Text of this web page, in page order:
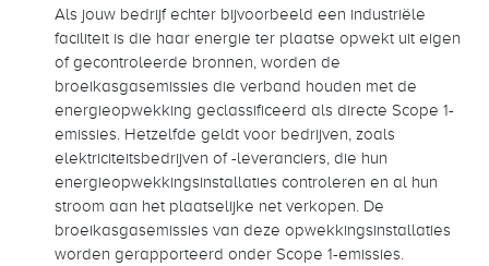
Als jouw bedrijf echter bijvoorbeeld een industriële
faciliteit is die haar energie ter plaatse opwekt uit eigen
of gecontroleerde bronnen, worden de
broeikasgasemissies die verband houden met de
energieopwekking geclassificeerd als directe Scope 1-
emissies. Hetzelfde geldt voor bedrijven, zoals
elektriciteitsbedrijven of -leveranciers, die hun
energieopwekkingsinstallaties controleren en al hun
stroom aan het plaatselijke net verkopen. De
broeikasgasemissies van deze opwekkingsinstallaties
worden gerapporteerd onder Scope 1-emissies.